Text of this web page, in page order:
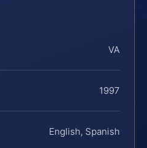
VA
1997
English, Spanish